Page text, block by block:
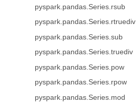
pyspark.pandas.Series.rsub
pyspark.pandas.Series.rtruediv
pyspark.pandas.Series.sub
pyspark.pandas.Series.truediv
pyspark.pandas.Series.pow
pyspark.pandas.Series.rpow
pyspark.pandas.Series.mod